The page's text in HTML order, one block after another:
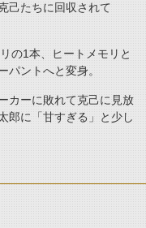
己たちに回収されて
の1本、ヒートメモリと
パントへと変身。
カーに敗れて克己に見放
郎に「甘すぎる」と少し